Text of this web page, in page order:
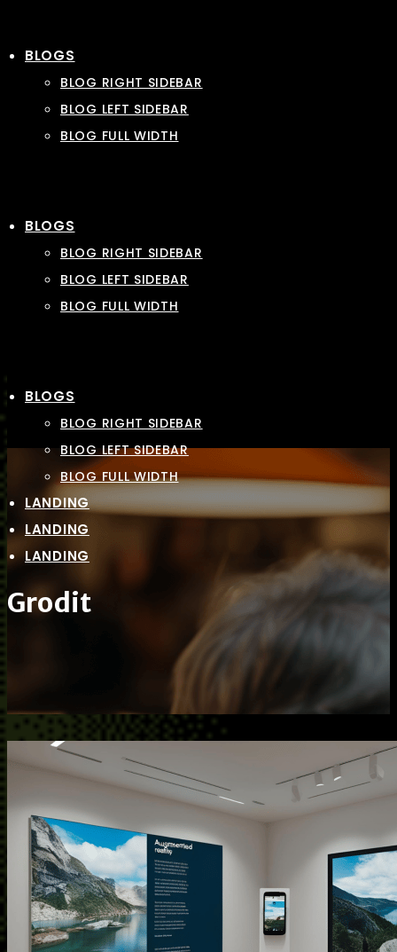
BLOGS
BLOG RIGHT SIDEBAR
BLOG LEFT SIDEBAR
BLOG FULL WIDTH
BLOGS
BLOG RIGHT SIDEBAR
BLOG LEFT SIDEBAR
BLOG FULL WIDTH
BLOGS
BLOG RIGHT SIDEBAR
BLOG LEFT SIDEBAR
BLOG FULL WIDTH
LANDING
LANDING
LANDING
Grodit